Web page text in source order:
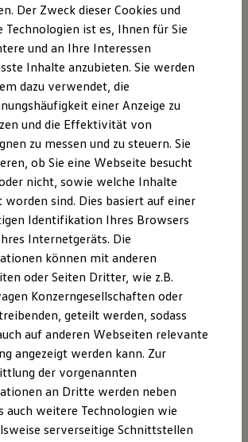
Förderung
und Konnektivität
ID. Software 6
Software Versionen und Updates
Extras
zu Ihrem ID.
R und R Experience
entdecken
Shop
Kollektion
Kollektion
Kollektion
Kollektion
Drop
football
Updates
Ersatzteile
und HU/AU
€ inkl. MwSt.
Trend ist voraussichtlich ab
2026 bestellbar.
Der Zweck dieser Cookies und
Technologien ist es, Ihnen für Sie
und an Ihre Interessen
Inhalte anzubieten. Sie werden
dazu verwendet, die
einer Anzeige zu
und die Effektivität von
zu messen und zu steuern. Sie
ob Sie eine Webseite besucht
nicht, sowie welche Inhalte
worden sind. Dies basiert auf einer
Identifikation Ihres Browsers
Internetgeräts. Die
können mit anderen
oder Seiten Dritter, wie z.B.
Konzerngesellschaften oder
geteilt werden, sodass
auf anderen Webseiten relevante
angezeigt werden kann. Zur
der vorgenannten
an Dritte werden neben
auch weitere Technologien wie
serverseitige Schnittstellen